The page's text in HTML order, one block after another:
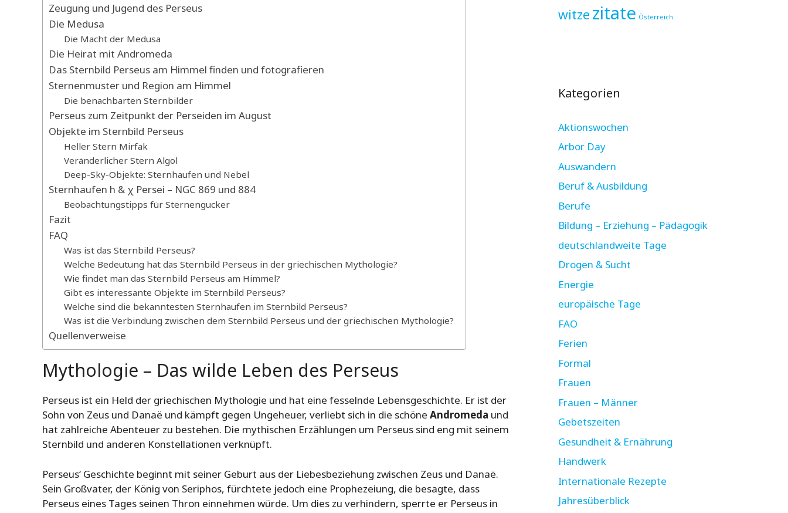
Zeugung und Jugend des Perseus
Die Medusa
Die Macht der Medusa
Die Heirat mit Andromeda
Das Sternbild Perseus am Himmel finden und fotografieren
Sternenmuster und Region am Himmel
Die benachbarten Sternbilder
Perseus zum Zeitpunkt der Perseiden im August
Objekte im Sternbild Perseus
Heller Stern Mirfak
Veränderlicher Stern Algol
Deep-Sky-Objekte: Sternhaufen und Nebel
Sternhaufen h & χ Persei – NGC 869 und 884
Beobachtungstipps für Sternengucker
Fazit
FAQ
Was ist das Sternbild Perseus?
Welche Bedeutung hat das Sternbild Perseus in der griechischen Mythologie?
Wie findet man das Sternbild Perseus am Himmel?
Gibt es interessante Objekte im Sternbild Perseus?
Welche sind die bekanntesten Sternhaufen im Sternbild Perseus?
Was ist die Verbindung zwischen dem Sternbild Perseus und der griechischen Mythologie?
Quellenverweise
Mythologie – Das wilde Leben des Perseus
Perseus ist ein Held der griechischen Mythologie und hat eine fesselnde Lebensgeschichte. Er ist der
Sohn von Zeus und Danaë und kämpft gegen Ungeheuer, verliebt sich in die schöne Andromeda und
hat zahlreiche Abenteuer zu bestehen. Die mythischen Erzählungen um Perseus sind eng mit seinem
Sternbild und anderen Konstellationen verknüpft.
Perseus‘ Geschichte beginnt mit seiner Geburt aus der Liebesbeziehung zwischen Zeus und Danaë.
Sein Großvater, der König von Seriphos, fürchtete jedoch eine Prophezeiung, die besagte, dass
Perseus eines Tages seinen Thron einnehmen würde. Um dies zu verhindern, sperrte er Perseus in
witze zitate Österreich
Kategorien
Aktionswochen
Arbor Day
Auswandern
Beruf & Ausbildung
Berufe
Bildung – Erziehung – Pädagogik
deutschlandweite Tage
Drogen & Sucht
Energie
europäische Tage
FAO
Ferien
Formal
Frauen
Frauen – Männer
Gebetszeiten
Gesundheit & Ernährung
Handwerk
Internationale Rezepte
Jahresüberblick